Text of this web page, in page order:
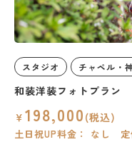
スタジオ チャペル・
和装洋装フォトプラン
￥ 198,000 (税込)
土日祝UP料金： なし